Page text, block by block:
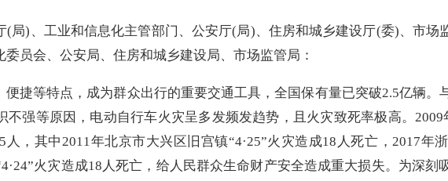
(局) 、工业和信息化主管部门、 公安厅(局)、住房和城乡建设厅(委)、市场
员会、公安局、住房和城乡建设局、市场监管局：
捷等特点，成为群众出行的重要交通工具，全国保有量已突破2.5亿辆。
不强等原因，电动自行车火灾呈多发频发趋势，且火灾致死率极高。2009
人，其中2011年北京市大兴区旧宫镇“4·25”火灾造成18 人死亡，2017年
4·24”火灾造成18 人死亡，给人民群众生命财产安全造成重大损失。为深